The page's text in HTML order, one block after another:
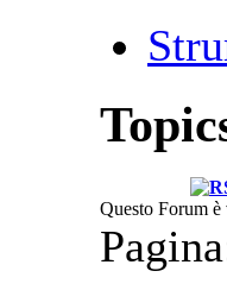
Questo Forum è